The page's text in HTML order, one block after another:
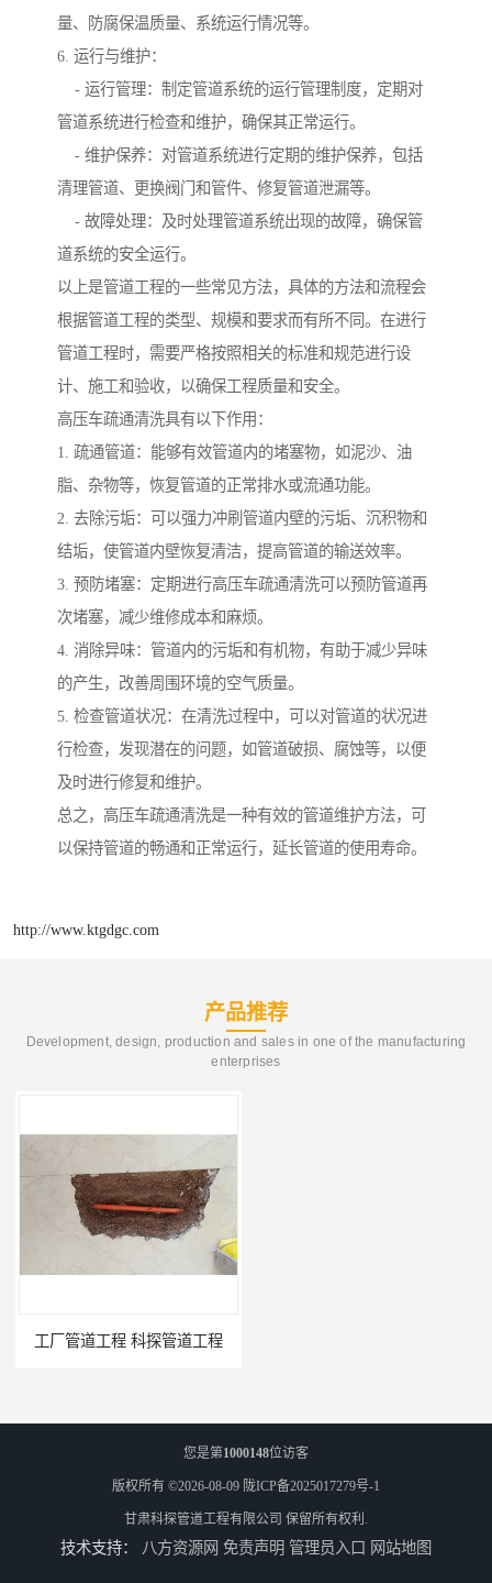
量、防腐保温质量、系统运行情况等。
6. 运行与维护：
- 运行管理：制定管道系统的运行管理制度，定期对
管道系统进行检查和维护，确保其正常运行。
- 维护保养：对管道系统进行定期的维护保养，包括
清理管道、更换阀门和管件、修复管道泄漏等。
- 故障处理：及时处理管道系统出现的故障，确保管
道系统的安全运行。
以上是管道工程的一些常见方法，具体的方法和流程会
根据管道工程的类型、规模和要求而有所不同。在进行
管道工程时，需要严格按照相关的标准和规范进行设
计、施工和验收，以确保工程质量和安全。
高压车疏通清洗具有以下作用：
1. 疏通管道：能够有效管道内的堵塞物，如泥沙、油
脂、杂物等，恢复管道的正常排水或流通功能。
2. 去除污垢：可以强力冲刷管道内壁的污垢、沉积物和
结垢，使管道内壁恢复清洁，提高管道的输送效率。
3. 预防堵塞：定期进行高压车疏通清洗可以预防管道再
次堵塞，减少维修成本和麻烦。
4. 消除异味：管道内的污垢和有机物，有助于减少异味
的产生，改善周围环境的空气质量。
5. 检查管道状况：在清洗过程中，可以对管道的状况进
行检查，发现潜在的问题，如管道破损、腐蚀等，以便
及时进行修复和维护。
总之，高压车疏通清洗是一种有效的管道维护方法，可
以保持管道的畅通和正常运行，延长管道的使用寿命。
http://www.ktgdgc.com
产品推荐
Development, design, production and sales in one of the manufacturing
enterprises
工厂管道工程 科探管道工程
您是第1000148位访客
版权所有 ©2026-08-09 陇ICP备2025017279号-1
甘肃科探管道工程有限公司 保留所有权利.
技术支持： 八方资源网 免责声明 管理员入口 网站地图